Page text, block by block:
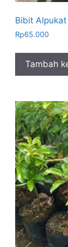
Bibit
Rp65.000
Tambah